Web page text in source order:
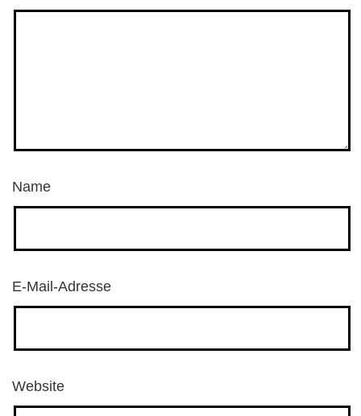
Name
E-Mail-Adresse
Website